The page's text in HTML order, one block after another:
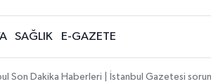
SAĞLIK E-GAZETE
Son Dakika Haberleri | İstanbul Gazetesi